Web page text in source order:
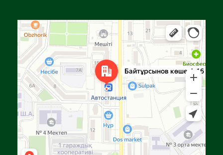
Яндекс Карталар — көлік, навигация, орындарды іздеу